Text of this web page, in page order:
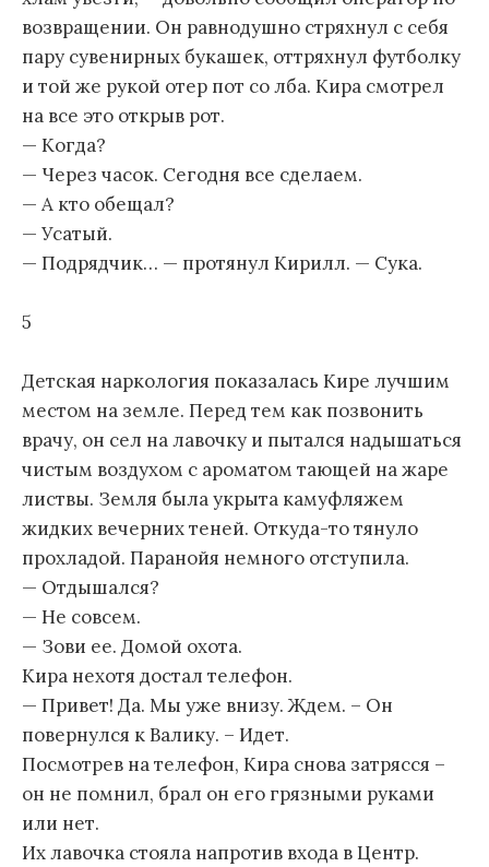
возвращении. Он равнодушно стряхнул с себя
пару сувенирных букашек, оттряхнул футболку
и той же рукой отер пот со лба. Кира смотрел
на все это открыв рот.
— Когда?
— Через часок. Сегодня все сделаем.
— А кто обещал?
— Усатый.
— Подрядчик… — протянул Кирилл. — Сука.
5
Детская наркология показалась Кире лучшим
местом на земле. Перед тем как позвонить
врачу, он сел на лавочку и пытался надышаться
чистым воздухом с ароматом тающей на жаре
листвы. Земля была укрыта камуфляжем
жидких вечерних теней. Откуда-то тянуло
прохладой. Паранойя немного отступила.
— Отдышался?
— Не совсем.
— Зови ее. Домой охота.
Кира нехотя достал телефон.
— Привет! Да. Мы уже внизу. Ждем. – Он
повернулся к Валику. – Идет.
Посмотрев на телефон, Кира снова затрясся –
он не помнил, брал он его грязными руками
или нет.
Их лавочка стояла напротив входа в Центр.